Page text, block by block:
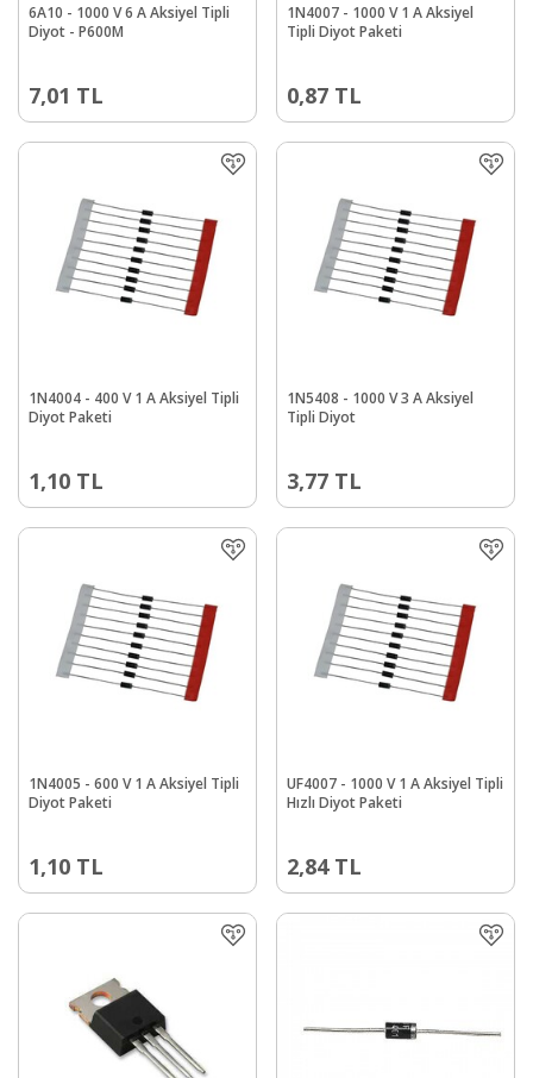
6A10 - 1000 V 6 A Aksiyel Tipli
Diyot - P600M
7,01 TL
1N4007 - 1000 V 1 A Aksiyel
Tipli Diyot Paketi
0,87 TL
1N4004 - 400 V 1 A Aksiyel Tipli
Diyot Paketi
1,10 TL
1N5408 - 1000 V 3 A Aksiyel
Tipli Diyot
3,77 TL
1N4005 - 600 V 1 A Aksiyel Tipli
Diyot Paketi
1,10 TL
UF4007 - 1000 V 1 A Aksiyel Tipli
Hızlı Diyot Paketi
2,84TL